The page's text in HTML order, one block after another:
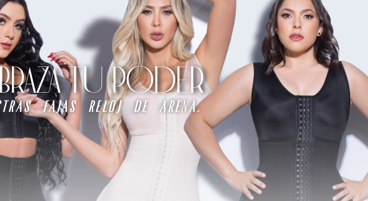
TU PODER
fajas reloj de arena.